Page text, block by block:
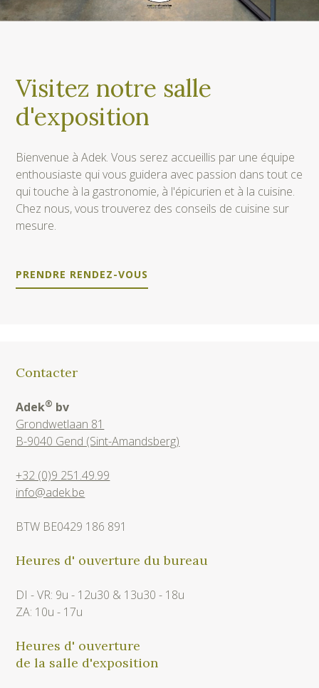
Visitez notre salle
d'exposition
Bienvenue à Adek. Vous serez accueillis par une équipe
enthousiaste qui vous guidera avec passion dans tout ce
qui touche à la gastronomie, à l'épicurien et à la cuisine.
Chez nous, vous trouverez des conseils de cuisine sur
mesure.
PRENDRE RENDEZ-VOUS
Contacter
Adek® bv
Grondwetlaan 81
B-9040 Gend (Sint-Amandsberg)
+32 (0)9 251.49.99
info@adek.be
BTW BE0429 186 891
Heures d' ouverture du bureau
DI - VR: 9u - 12u30 & 13u30 - 18u
ZA: 10u - 17u
Heures d' ouverture
de la salle d'exposition